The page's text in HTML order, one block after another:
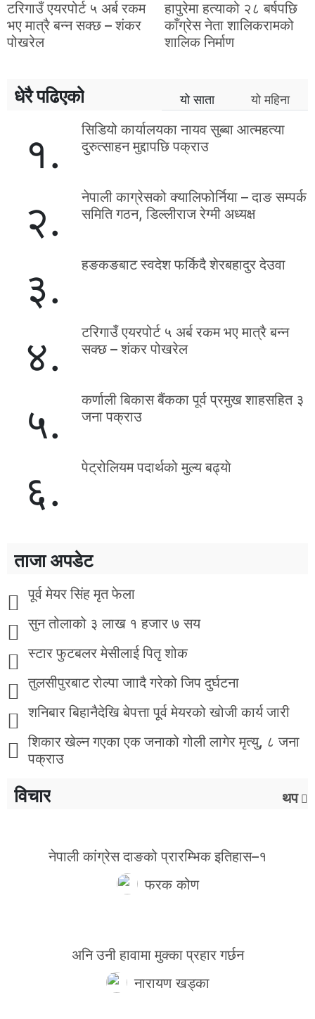
टरिगाउँ एयरपोर्ट ५ अर्ब रकम
भए मात्रै बन्न सक्छ – शंकर
पोखरेल
हापुरेमा हत्याको २८ बर्षपछि
काँग्रेस नेता शालिकरामको
शालिक निर्माण
धेरै पढिएको यो साता यो महिना
१.
सिडियो कार्यालयका नायव सुब्बा आत्महत्या
दुरुत्साहन मुद्दापछि पक्राउ
२.
नेपाली काग्रेसको क्यालिफोर्निया – दाङ सम्पर्क
समिति गठन, डिल्लीराज रेग्मी अध्यक्ष
३. हङकङबाट स्वदेश फर्किदै शेरबहादुर देउवा
४.
टरिगाउँ एयरपोर्ट ५ अर्ब रकम भए मात्रै बन्न
सक्छ – शंकर पोखरेल
५.
कर्णाली बिकास बैंकका पूर्व प्रमुख शाहसहित ३
जना पक्राउ
६. पेट्रोलियम पदार्थको मुल्य बढ्याे
ताजा अपडेट
पूर्व मेयर सिंह मृत फेला
सुन तोलाको ३ लाख १ हजार ७ सय
स्टार फुटबलर मेसीलाई पितृ शोक
तुलसीपुरबाट रोल्पा जाादै गरेको जिप दुर्घटना
शनिबार बिहानैदेखि बेपत्ता पूर्व मेयरको खोजी कार्य जारी
शिकार खेल्न गएका एक जनाको गोली लागेर मृत्यु, ८ जना
पक्राउ
विचार थप
नेपाली कांग्रेस दाङको प्रारम्भिक इतिहास–१
फरक कोण
अनि उनी हावामा मुक्का प्रहार गर्छन
नारायण खड्का